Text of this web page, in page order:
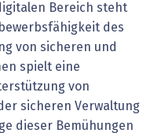
Bereich steht
des
von sicheren und
spielt eine
von
sicheren Verwaltung
dieser Bemühungen